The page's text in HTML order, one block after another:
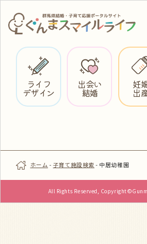
ライフ
デザイン
出会い
結婚
妊
出
ホーム -子育て施設検索 - 中居幼稚園
All Rights Reserved,